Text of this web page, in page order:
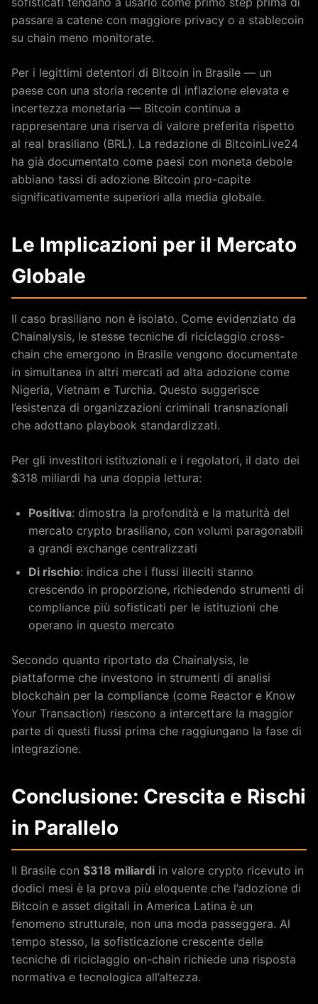
passare a catene con maggiore privacy o a stablecoin
su chain meno monitorate.
Per i legittimi detentori di Bitcoin in Brasile — un
paese con una storia recente di inflazione elevata e
incertezza monetaria — Bitcoin continua a
rappresentare una riserva di valore preferita rispetto
al real brasiliano (BRL). La redazione di BitcoinLive24
ha già documentato come paesi con moneta debole
abbiano tassi di adozione Bitcoin pro-capite
significativamente superiori alla media globale.
Le Implicazioni per il Mercato
Globale
Il caso brasiliano non è isolato. Come evidenziato da
Chainalysis, le stesse tecniche di riciclaggio cross-
chain che emergono in Brasile vengono documentate
in simultanea in altri mercati ad alta adozione come
Nigeria, Vietnam e Turchia. Questo suggerisce
l’esistenza di organizzazioni criminali transnazionali
che adottano playbook standardizzati.
Per gli investitori istituzionali e i regolatori, il dato dei
$318 miliardi ha una doppia lettura:
Positiva: dimostra la profondità e la maturità del
mercato crypto brasiliano, con volumi paragonabili
a grandi exchange centralizzati
Di rischio: indica che i flussi illeciti stanno
crescendo in proporzione, richiedendo strumenti di
compliance più sofisticati per le istituzioni che
operano in questo mercato
Secondo quanto riportato da Chainalysis, le
piattaforme che investono in strumenti di analisi
blockchain per la compliance (come Reactor e Know
Your Transaction) riescono a intercettare la maggior
parte di questi flussi prima che raggiungano la fase di
integrazione.
Conclusione: Crescita e Rischi
in Parallelo
Il Brasile con $318 miliardi in valore crypto ricevuto in
dodici mesi è la prova più eloquente che l’adozione di
Bitcoin e asset digitali in America Latina è un
fenomeno strutturale, non una moda passeggera. Al
tempo stesso, la sofisticazione crescente delle
tecniche di riciclaggio on-chain richiede una risposta
normativa e tecnologica all’altezza.